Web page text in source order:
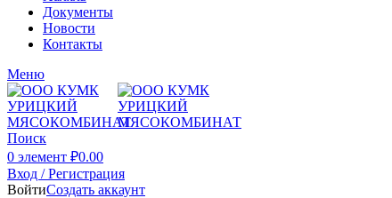
Документы
Новости
Контакты
Меню
Поиск
0 элемент ₽0.00
Вход / Регистрация
ВойтиСоздать аккаунт